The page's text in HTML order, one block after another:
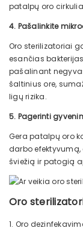
patalpų oro
4. Pašalinkite
Oro sterilizatoriai
esančias
pašalinant
šaltinius ore,
ligų rizika.
5. Pagerinti
Gera patalpų oro
darbo
šviežią ir patogią
Oro
1. Oro